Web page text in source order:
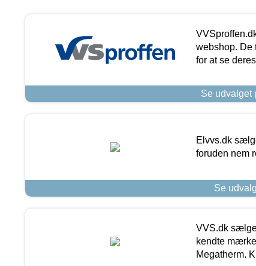
webshop. De
for at se
Se udvalget
Elvvs.dk
foruden nem
Se
VVS.dk
kendte
Megatherm.